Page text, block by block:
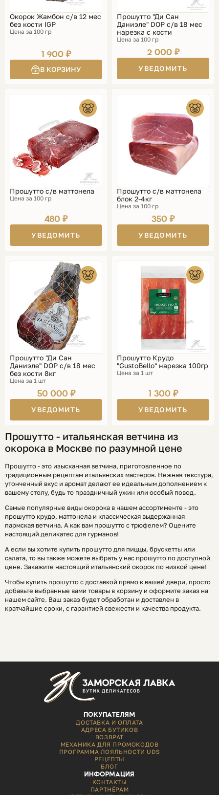
Окорок Жамбон с/в 12 мес
без кости IGP
Цена за 100 гр
1 900 ₽
Прошутто "Ди Сан
Даниэле" DOP с/в 18 мес
нарезка с кости
Цена за 100 гр
2 000 ₽
УВЕДОМИТЬ
Прошутто с/в маттонела
Цена за 100 гр
480 ₽
УВЕДОМИТЬ
Прошутто с/в маттонела
блок 2-4кг
Цена за 100 гр
350 ₽
УВЕДОМИТЬ
Прошутто "Ди Сан
Даниэле" DOP с/в 18 мес
без кости 8кг
Цена за 1 шт
50 000 ₽
УВЕДОМИТЬ
Прошутто Крудо
"GustoBello" нарезка 100гр
Цена за 1 шт
1 300 ₽
УВЕДОМИТЬ
Прошутто - итальянская ветчина из
окорока в Москве по разумной цене
Прошутто - это изысканная ветчина, приготовленное по
традиционным рецептам итальянских мастеров. Нежная текстура,
утонченный вкус и аромат делают ее идеальным дополнением к
вашему столу, будь то праздничный ужин или особый повод.
Самые популярные виды окорока в нашем ассортименте - это
прошутто крудо, маттонела и классическая выдержанная
пармская ветчина. А как вам прошутто с трюфелем? Оцените
настоящий деликатес для гурманов!
А если вы хотите купить прошутто для пиццы, брускетты или
салата, то вы также можете выбрать у нас прошутто по доступной
цене. Закажите настоящий итальянский окорок по низкой цене!
Чтобы купить прошутто с доставкой прямо к вашей двери, просто
добавьте выбранные вами товары в корзину и оформите заказ на
нашем сайте. Ваш заказ будет обработан и доставлен в
кратчайшие сроки, с гарантией свежести и качества продукта.
ПОКУПАТЕЛЯМ
ДОСТАВКА И ОПЛАТА
АДРЕСА БУТИКОВ
ВОЗВРАТ
МЕХАНИКА ДЛЯ ПРОМОКОДОВ
ПРОГРАММА ЛОЯЛЬНОСТИ UDS
РЕЦЕПТЫ
БЛОГ
ИНФОРМАЦИЯ
КОНТАКТЫ
ПАРТНЁРАМ